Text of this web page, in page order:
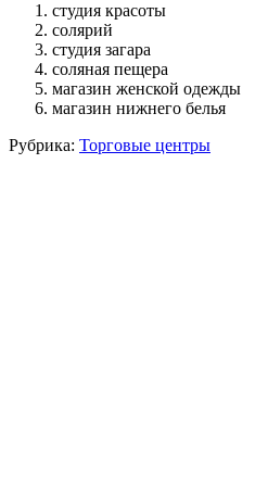
студия красоты
солярий
студия загара
соляная пещера
магазин женской одежды
магазин нижнего белья
Рубрика: Торговые центры